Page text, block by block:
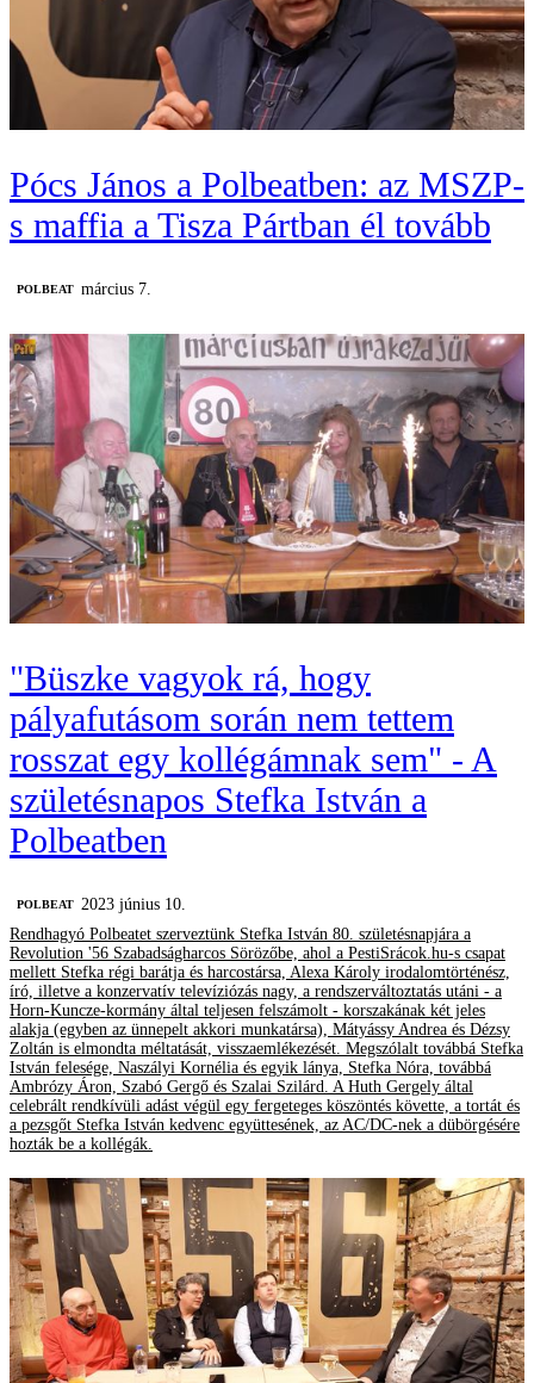
Pócs János a Polbeatben: az MSZP-
s maffia a Tisza Pártban él tovább
‎POLBEAT március 7.
"Büszke vagyok rá, hogy
pályafutásom során nem tettem
rosszat egy kollégámnak sem" - A
születésnapos Stefka István a
Polbeatben
‎POLBEAT 2023 június 10.
Rendhagyó Polbeatet szerveztünk Stefka István 80. születésnapjára a
Revolution '56 Szabadságharcos Sörözőbe, ahol a PestiSrácok.hu-s csapat
mellett Stefka régi barátja és harcostársa, Alexa Károly irodalomtörténész,
író, illetve a konzervatív televíziózás nagy, a rendszerváltoztatás utáni - a
Horn-Kuncze-kormány által teljesen felszámolt - korszakának két jeles
alakja (egyben az ünnepelt akkori munkatársa), Mátyássy Andrea és Dézsy
Zoltán is elmondta méltatását, visszaemlékezését. Megszólalt továbbá Stefka
István felesége, Naszályi Kornélia és egyik lánya, Stefka Nóra, továbbá
Ambrózy Áron, Szabó Gergő és Szalai Szilárd. A Huth Gergely által
celebrált rendkívüli adást végül egy fergeteges köszöntés követte, a tortát és
a pezsgőt Stefka István kedvenc együttesének, az AC/DC-nek a dübörgésére
hozták be a kollégák.